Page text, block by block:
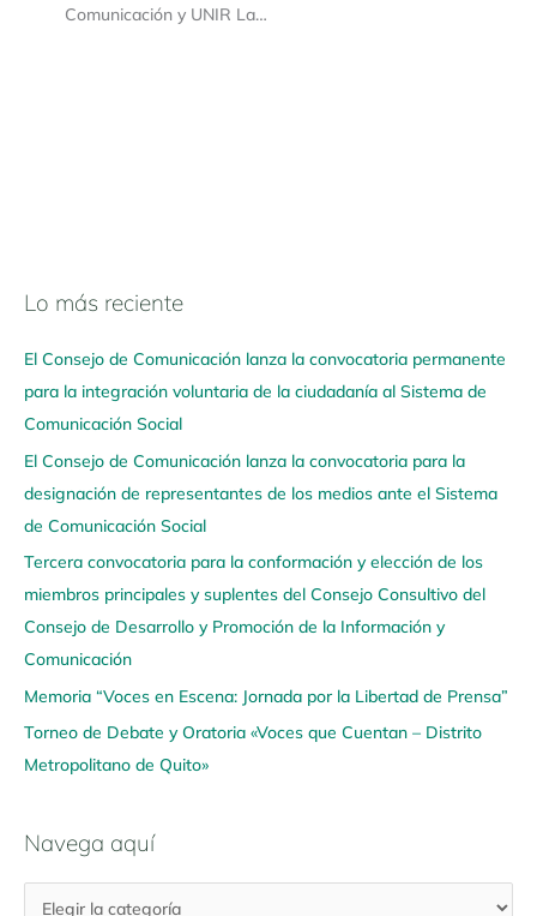
Comunicación y UNIR La…
Lo más reciente
El Consejo de Comunicación lanza la convocatoria permanente
para la integración voluntaria de la ciudadanía al Sistema de
Comunicación Social
El Consejo de Comunicación lanza la convocatoria para la
designación de representantes de los medios ante el Sistema
de Comunicación Social
Tercera convocatoria para la conformación y elección de los
miembros principales y suplentes del Consejo Consultivo del
Consejo de Desarrollo y Promoción de la Información y
Comunicación
Memoria “Voces en Escena: Jornada por la Libertad de Prensa”
Torneo de Debate y Oratoria «Voces que Cuentan – Distrito
Metropolitano de Quito»
Navega aquí
N
v
e
g
a
a
q
u
í